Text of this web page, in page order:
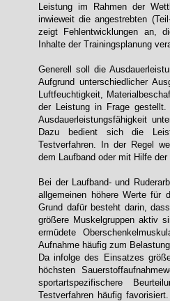
Leistung im Rahmen der
inwieweit die angestrebten
zeigt Fehlentwicklungen an,
Inhalte der Trainingsplanung
Generell soll die
Aufgrund unterschiedlicher
Luftfeuchtigkeit,
der Leistung in Frage
Ausdauerleistungsfähigkeit
Dazu bedient sich die
Testverfahren. In der Regel
dem Laufband oder mit Hilfe
Bei der Laufband- und
allgemeinen höhere Werte für
Grund dafür besteht darin,
größere Muskelgruppen aktiv
ermüdete
Aufnahme häufig zum
Da infolge des Einsatzes
höchsten
sportartspezifischere
Testverfahren häufig